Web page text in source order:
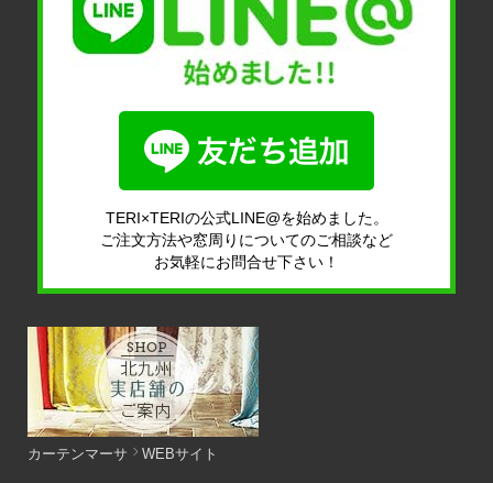
TERI×TERIの公式LINE@を始めました。
ご注文方法や窓周りについてのご相談など
お気軽にお問合せ下さい！
カーテンマーサ WEBサイト